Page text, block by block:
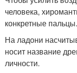
человека,
конкретные пальцы.
На ладони
носит название
личности.